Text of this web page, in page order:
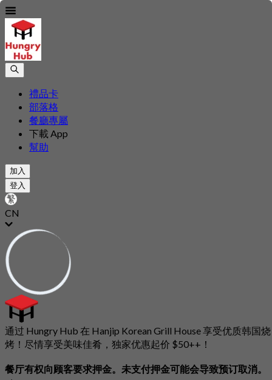
禮品卡
部落格
餐廳專屬
下載 App
幫助
加入
登入
CN
通过 Hungry Hub 在 Hanjip Korean Grill House 享受优质韩国烧
烤！尽情享受美味佳肴，独家优惠起价 $50++！
餐厅有权向顾客要求押金。未支付押金可能会导致预订取消。